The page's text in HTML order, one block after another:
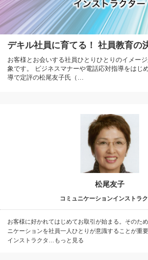
デキル社員に育てる！ 社員教育の
お客様とお会いする社員ひとりひとりのイメー
象です。 ビジネスマナーや電話応対指導をはじ
導で定評の松尾友子氏（…
松尾友子
コミュニケーションインストラ
お客様に好かれてはじめてお取引が始まる。そのた
ニケーションを社員一人ひとりが意識することが重
インストラクタ…もっと見る